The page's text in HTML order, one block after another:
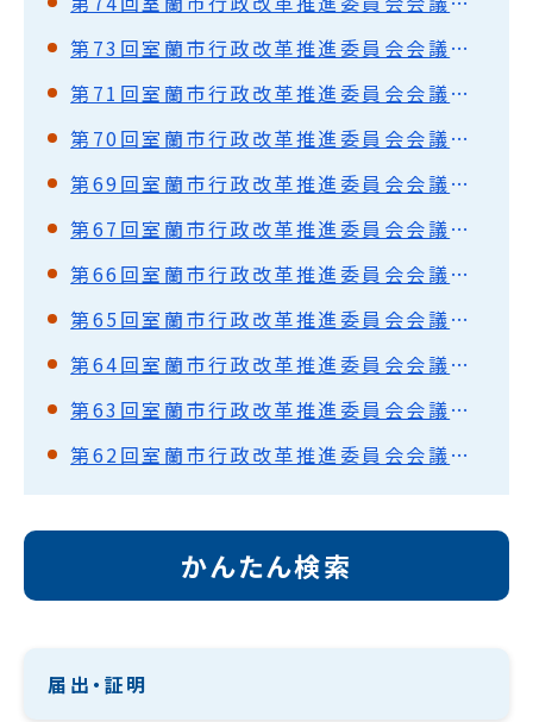
第73回室蘭市行政改革推進委員会会議録（要旨）
第71回室蘭市行政改革推進委員会会議録（要旨）
第70回室蘭市行政改革推進委員会会議録（要旨）
第69回室蘭市行政改革推進委員会会議録（要旨）
第67回室蘭市行政改革推進委員会会議録（要旨）
第66回室蘭市行政改革推進委員会会議録（要旨）
第65回室蘭市行政改革推進委員会会議録（要旨）
第64回室蘭市行政改革推進委員会会議録（要旨）
第63回室蘭市行政改革推進委員会会議録（要旨）
第62回室蘭市行政改革推進委員会会議録（要旨）
かんたん検索
届出・証明